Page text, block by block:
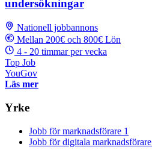
undersökningar
Nationell jobbannons
Mellan 200€ och 800€ Lön
4 - 20 timmar per vecka
Top Job
YouGov
Läs mer
Yrke
Jobb för marknadsförare 1
Jobb för digitala marknadsförare